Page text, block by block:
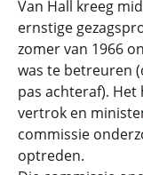
Van Hall kreeg
ernstige
zomer van 1966
was te betreuren
pas achteraf).
vertrok en
commissie
optreden.